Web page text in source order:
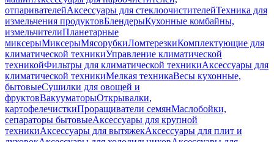
отпаривателейАксессуары для стеклоочистителейТехника для
измельчения продуктовБлендерыКухонные комбайны,
измельчителиПланетарные
миксерыМиксерыМясорубкиЛомтерезкиКомплектующие для
климатической техникиУправление климатической
техникойФильтры для климатической техникиАксессуары для
климатической техникиМелкая техникаВесы кухонные,
бытовыеСушилки для овощей и
фруктовВакууматорыОткрывалки,
картофелечисткиПроращиватели семянМаслобойки,
сепараторы бытовыеАксессуары для крупной
техникиАксессуары для вытяжекАксессуары для плит и